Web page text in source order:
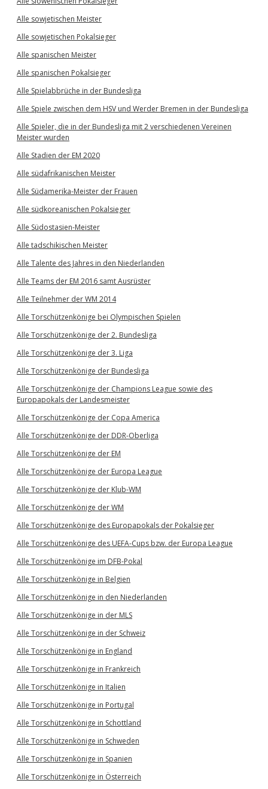
Alle sowjetischen Meister
Alle sowjetischen Pokalsieger
Alle spanischen Meister
Alle spanischen Pokalsieger
Alle Spielabbrüche in der Bundesliga
Alle Spiele zwischen dem HSV und Werder Bremen in der Bundesliga
Alle Spieler, die in der Bundesliga mit 2 verschiedenen Vereinen
Meister wurden
Alle Stadien der EM 2020
Alle südafrikanischen Meister
Alle Südamerika-Meister der Frauen
Alle südkoreanischen Pokalsieger
Alle Südostasien-Meister
Alle tadschikischen Meister
Alle Talente des Jahres in den Niederlanden
Alle Teams der EM 2016 samt Ausrüster
Alle Teilnehmer der WM 2014
Alle Torschützenkönige bei Olympischen Spielen
Alle Torschützenkönige der 2. Bundesliga
Alle Torschützenkönige der 3. Liga
Alle Torschützenkönige der Bundesliga
Alle Torschützenkönige der Champions League sowie des
Europapokals der Landesmeister
Alle Torschützenkönige der Copa America
Alle Torschützenkönige der DDR-Oberliga
Alle Torschützenkönige der EM
Alle Torschützenkönige der Europa League
Alle Torschützenkönige der Klub-WM
Alle Torschützenkönige der WM
Alle Torschützenkönige des Europapokals der Pokalsieger
Alle Torschützenkönige des UEFA-Cups bzw. der Europa League
Alle Torschützenkönige im DFB-Pokal
Alle Torschützenkönige in Belgien
Alle Torschützenkönige in den Niederlanden
Alle Torschützenkönige in der MLS
Alle Torschützenkönige in der Schweiz
Alle Torschützenkönige in England
Alle Torschützenkönige in Frankreich
Alle Torschützenkönige in Italien
Alle Torschützenkönige in Portugal
Alle Torschützenkönige in Schottland
Alle Torschützenkönige in Schweden
Alle Torschützenkönige in Spanien
Alle Torschützenkönige in Österreich